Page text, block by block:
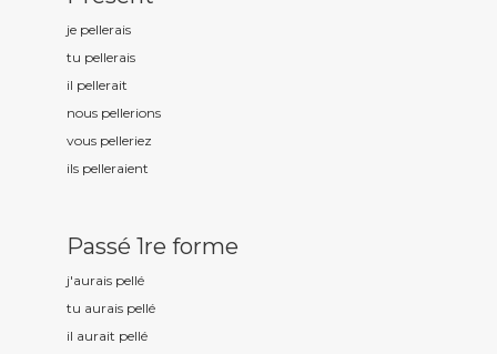
je pellerais
tu pellerais
il pellerait
nous pellerions
vous pelleriez
ils pelleraient
Passé 1re forme
j'aurais pellé
tu aurais pellé
il aurait pellé